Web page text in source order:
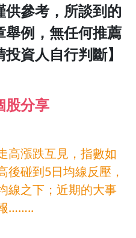
供參考，所談到的
舉例，無任何推薦
資人自行判斷】
股分享
高漲跌互見，指數如
後碰到5日均線反壓，
線之下；近期的大事
……..
逛